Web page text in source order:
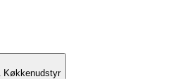
Køkkenudstyr